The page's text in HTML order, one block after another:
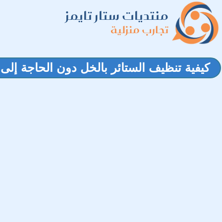
منتديات ستار تايمز
تجارب منزلية
كيفية تنظيف الستائر بالخل دون الحاجة